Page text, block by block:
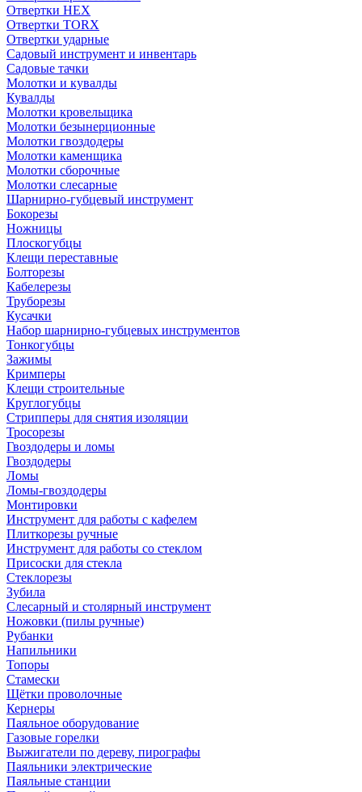
Отвертки HEX
Отвертки TORX
Отвертки ударные
Садовый инструмент и инвентарь
Садовые тачки
Молотки и кувалды
Кувалды
Молотки кровельщика
Молотки безынерционные
Молотки гвоздодеры
Молотки каменщика
Молотки сборочные
Молотки слесарные
Шарнирно-губцевый инструмент
Бокорезы
Ножницы
Плоскогубцы
Клещи переставные
Болторезы
Кабелерезы
Труборезы
Кусачки
Набор шарнирно-губцевых инструментов
Тонкогубцы
Зажимы
Кримперы
Клещи строительные
Круглогубцы
Стрипперы для снятия изоляции
Тросорезы
Гвоздодеры и ломы
Гвоздодеры
Ломы
Ломы-гвоздодеры
Монтировки
Инструмент для работы с кафелем
Плиткорезы ручные
Инструмент для работы со стеклом
Присоски для стекла
Стеклорезы
Зубила
Слесарный и столярный инструмент
Ножовки (пилы ручные)
Рубанки
Напильники
Топоры
Стамески
Щётки проволочные
Кернеры
Паяльное оборудование
Газовые горелки
Выжигатели по дереву, пирографы
Паяльники электрические
Паяльные станции